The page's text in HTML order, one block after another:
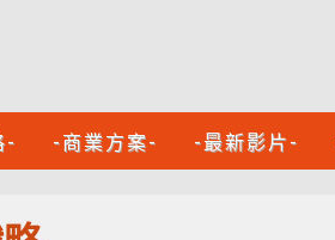
- -商業方案- -最新影片-